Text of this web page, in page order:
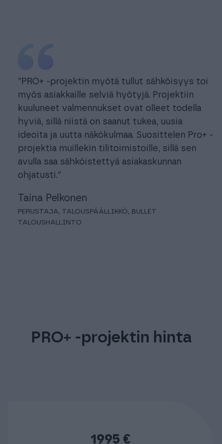
”PRO+ -projektin myötä tullut sähköisyys toi
myös asiakkaille selviä hyötyjä. Projektiin
kuuluneet valmennukset ovat olleet todella
hyviä, sillä niistä on saanut tukea, uusia
ideoita ja uutta näkökulmaa. Suosittelen Pro+ -
projektia muillekin tilitoimistoille, sillä sen
avulla saa sähköistettyä asiakaskunnan
ohjatusti.”
Taina Pelkonen
PERUSTAJA, TALOUSPÄÄLLIKKÖ, BULLET
TALOUSHALLINTO
PRO+ -projektin hinta
1995 €